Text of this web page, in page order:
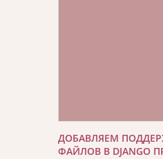
ДОБАВЛЯЕМ
ФАЙЛОВ В DJANGO